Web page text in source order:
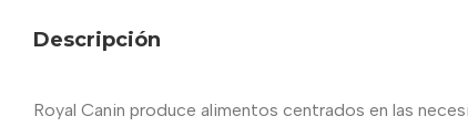
Descripción
Royal Canin produce alimentos centrados en las